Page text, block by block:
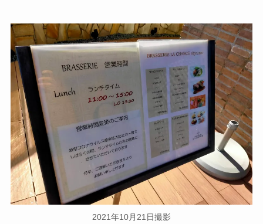
2021年10月21日撮影